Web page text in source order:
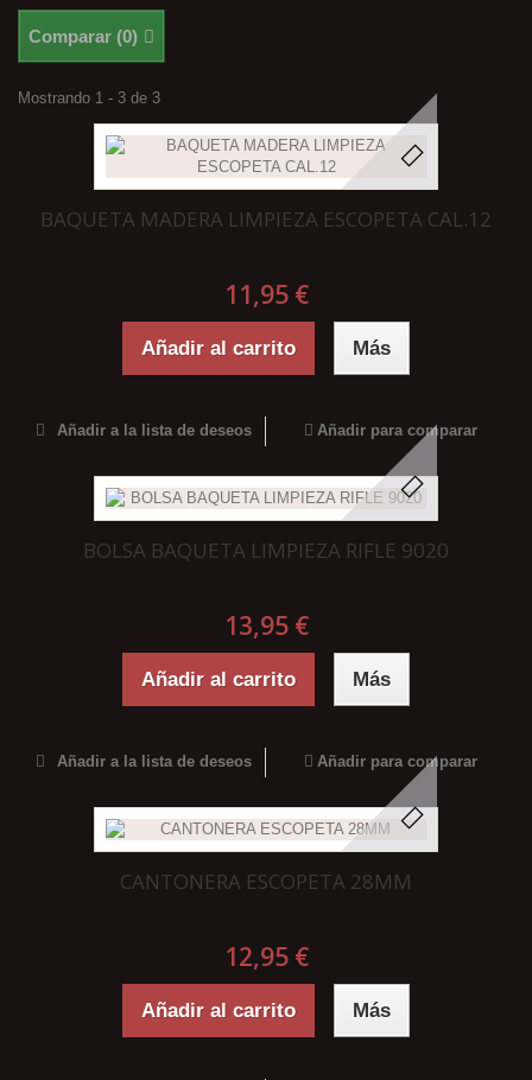
Comparar (0)
Mostrando 1 - 3 de 3
BAQUETA MADERA LIMPIEZA ESCOPETA CAL.12
11,95 €
Añadir al carrito Más
Añadir a la lista de deseos Añadir para comparar
BOLSA BAQUETA LIMPIEZA RIFLE 9020
13,95 €
Añadir al carrito Más
Añadir a la lista de deseos Añadir para comparar
CANTONERA ESCOPETA 28MM
12,95 €
Añadir al carrito Más